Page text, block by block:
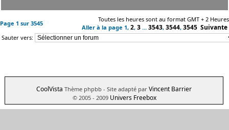
Page 1 sur 3545
Toutes les heures sont au format GMT + 2 Heures
Aller à la page 1, 2, 3 ... 3543, 3544, 3545 Suivante
Sauter vers:
CoolVista Thème phpbb - Site adapté par Vincent Barrier
© 2005 - 2009 Univers Freebox